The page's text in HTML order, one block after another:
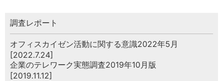
調査レポート
オフィスカイゼン活動に関する意識2022年5月
[2022.7.24]
企業のテレワーク実態調査2019年10月版
[2019.11.12]